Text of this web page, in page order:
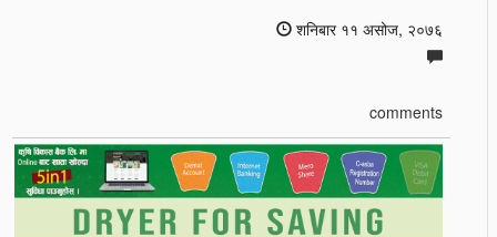
शनिबार ११ असोज, २०७६
comments